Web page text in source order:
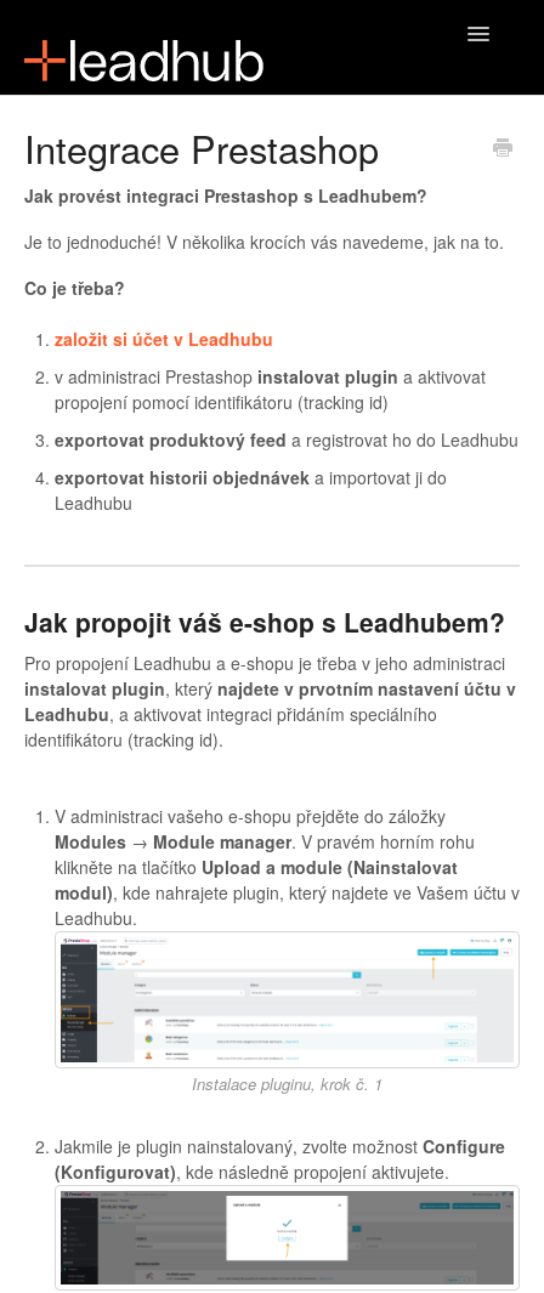
Toggle
Integrace Prestashop
Jak provést integraci Prestashop s Leadhubem?
Je to jednoduché! V několika krocích vás navedeme, jak na to.
Co je třeba?
založit si účet v Leadhubu
v administraci Prestashop instalovat plugin a aktivovat
propojení pomocí identifikátoru (tracking id)
exportovat produktový feed a registrovat ho do Leadhubu
exportovat historii objednávek a importovat ji do
Leadhubu
Jak propojit váš e-shop s Leadhubem?
Pro propojení Leadhubu a e-shopu je třeba v jeho administraci
instalovat plugin, který najdete v prvotním nastavení účtu v
Leadhubu, a aktivovat integraci přidáním speciálního
identifikátoru (tracking id).
V administraci vašeho e-shopu přejděte do záložky
Modules → Module manager. V pravém horním rohu
klikněte na tlačítko Upload a module (Nainstalovat
modul), kde nahrajete plugin, který najdete ve Vašem účtu v
Leadhubu.
Instalace pluginu, krok č. 1
Jakmile je plugin nainstalovaný, zvolte možnost Configure
(Konfigurovat), kde následně propojení aktivujete.